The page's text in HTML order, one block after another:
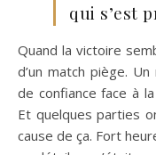
qui s’est
Quand la victoire semble facile à obtenir, on parle souvent
d’un match piège.
de confiance face à
Et quelques parties
cause de ça. Fort